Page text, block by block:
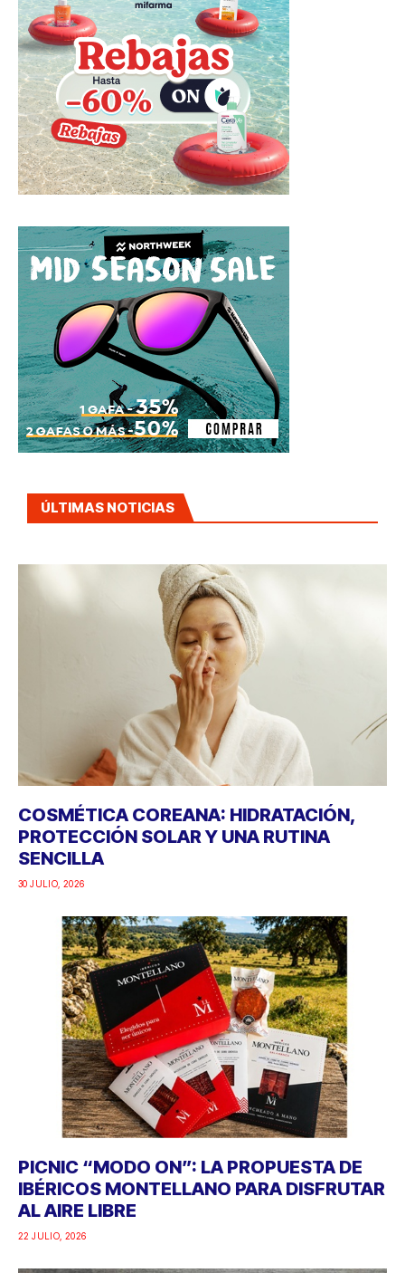
ÚLTIMAS NOTICIAS
COSMÉTICA COREANA: HIDRATACIÓN,
PROTECCIÓN SOLAR Y UNA RUTINA
SENCILLA
30 JULIO, 2026
PICNIC “MODO ON”: LA PROPUESTA DE
IBÉRICOS MONTELLANO PARA DISFRUTAR
AL AIRE LIBRE
22 JULIO, 2026